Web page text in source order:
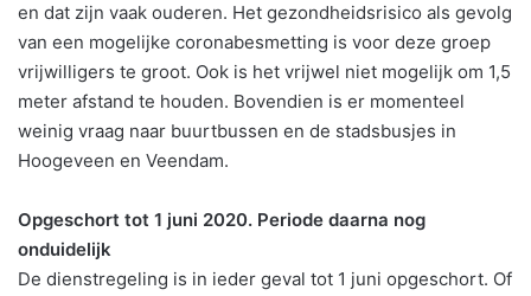
en dat zijn vaak ouderen. Het gezondheidsrisico als gevolg
van een mogelijke coronabesmetting is voor deze groep
vrijwilligers te groot. Ook is het vrijwel niet mogelijk om 1,5
meter afstand te houden. Bovendien is er momenteel
weinig vraag naar buurtbussen en de stadsbusjes in
Hoogeveen en Veendam.
Opgeschort tot 1 juni 2020. Periode daarna nog
onduidelijk
De dienstregeling is in ieder geval tot 1 juni opgeschort. Of